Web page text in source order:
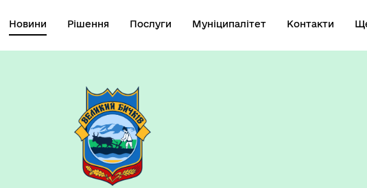
Новини Рішення Послуги Муніципалітет Контакти
ТГ